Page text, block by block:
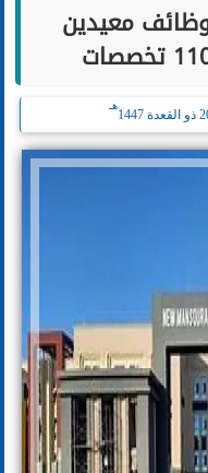
معيدين
1447
هـ